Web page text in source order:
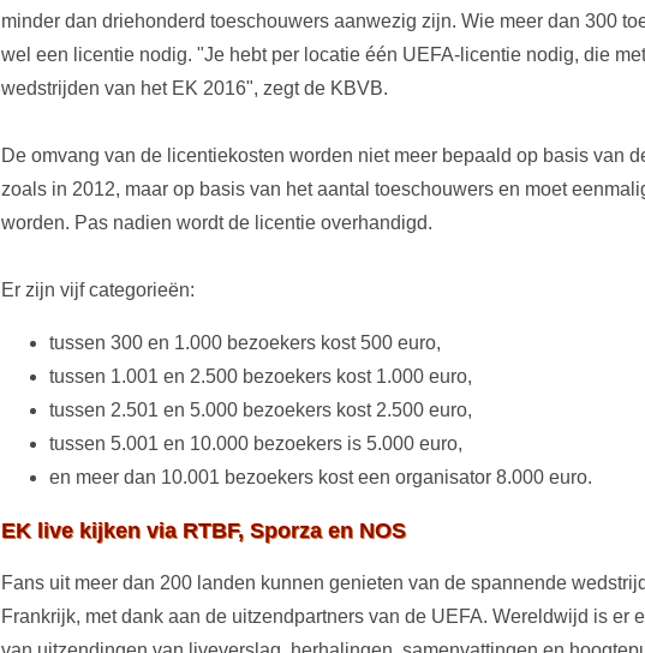
minder dan driehonderd toeschouwers aanwezig zijn. Wie meer dan 300
wel een licentie nodig. "Je hebt per locatie één UEFA-licentie nodig, die
wedstrijden van het EK 2016", zegt de KBVB.
De omvang van de licentiekosten worden niet meer bepaald op basis van
zoals in 2012, maar op basis van het aantal toeschouwers en moet
worden. Pas nadien wordt de licentie overhandigd.
Er zijn vijf categorieën:
tussen 300 en 1.000 bezoekers kost 500 euro,
tussen 1.001 en 2.500 bezoekers kost 1.000 euro,
tussen 2.501 en 5.000 bezoekers kost 2.500 euro,
tussen 5.001 en 10.000 bezoekers is 5.000 euro,
en meer dan 10.001 bezoekers kost een organisator 8.000 euro.
EK live kijken via RTBF, Sporza en NOS
Fans uit meer dan 200 landen kunnen genieten van de spannende
Frankrijk, met dank aan de uitzendpartners van de UEFA. Wereldwijd is er